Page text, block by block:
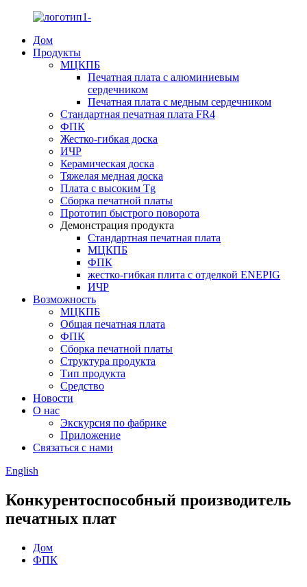
Дом
Продукты
МЦКПБ
Печатная плата с алюминиевым
сердечником
Печатная плата с медным сердечником
Стандартная печатная плата FR4
ФПК
Жестко-гибкая доска
ИЧР
Керамическая доска
Тяжелая медная доска
Плата с высоким Tg
Сборка печатной платы
Прототип быстрого поворота
Демонстрация продукта
Стандартная печатная плата
МЦКПБ
ФПК
жестко-гибкая плита с отделкой ENEPIG
ИЧР
Возможность
МЦКПБ
Общая печатная плата
ФПК
Сборка печатной платы
Структура продукта
Тип продукта
Средство
Новости
О нас
Экскурсия по фабрике
Приложение
Связаться с нами
English
Конкурентоспособный производитель
печатных плат
Дом
ФПК